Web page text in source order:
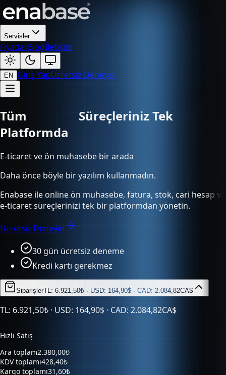
Servisler
FiyatlarBlogİletişim
EN Giriş YapÜcretsiz Deneyin
Tüm Süreçleriniz Tek Platformda
E-ticaret ve ön muhasebe bir arada
Daha önce böyle bir yazılım kullanmadın.
Enabase ile online ön muhasebe, fatura, stok, cari hesap ve
e-ticaret süreçlerinizi tek bir platformdan yönetin.
Ücretsiz Deneyin
30 gün ücretsiz deneme
Kredi kartı gerekmez
TL: 6.921,50₺ · USD: 164,90$ · CAD: 2.084,82CA$
Ara toplam
Kargo toplamı31,60₺
Genel toplam2.840,00₺